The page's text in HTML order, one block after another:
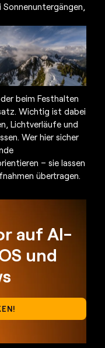
beim Festhalten
Wichtig ist dabei
Lichtverläufe und
Wer hier sicher
– sie lassen
übertragen.
auf AI-
und